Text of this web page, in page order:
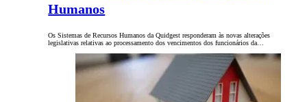
Humanos
Os Sistemas de Recursos Humanos da Quidgest responderam às novas alterações
legislativas relativas ao processamento dos vencimentos dos funcionários da…